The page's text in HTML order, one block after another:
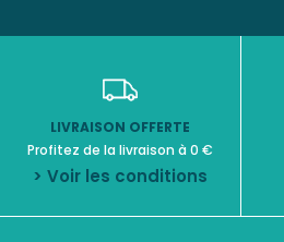
LIVRAISON OFFERTE
Profitez de la livraison à 0 €
> Voir les conditions